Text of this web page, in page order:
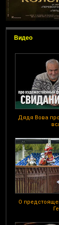
Видео
Дядя Вова
О